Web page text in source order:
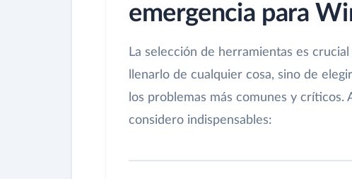
emergencia para
La selección de herramientas es
llenarlo de cualquier cosa, sino de
los problemas más comunes y
considero indispensables: